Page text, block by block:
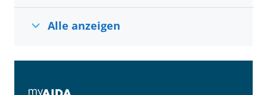
Alle anzeigen